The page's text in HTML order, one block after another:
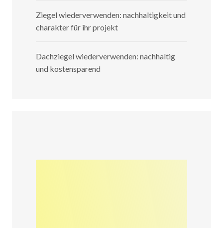
Ziegel wiederverwenden: nachhaltigkeit und
charakter für ihr projekt
Dachziegel wiederverwenden: nachhaltig
und kostensparend